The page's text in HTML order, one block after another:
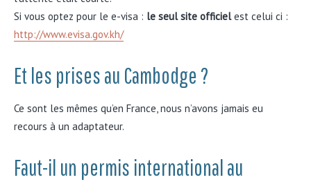
Si vous optez pour le e-visa : le seul site officielest celui ci :
http://www.evisa.gov.kh/
Et les prises au Cambodge ?
Ce sont les mêmes qu’en France, nous n’avons jamais eu
recours à un adaptateur.
Faut-il un permis international au